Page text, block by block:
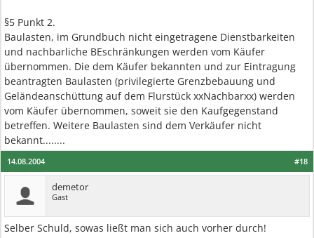
§5 Punkt 2.
Baulasten, im Grundbuch nicht eingetragene Dienstbarkeiten
und nachbarliche BEschränkungen werden vom Käufer
übernommen. Die dem Käufer bekannten und zur Eintragung
beantragten Baulasten (privilegierte Grenzbebauung und
Geländeanschüttung auf dem Flurstück xxNachbarxx) werden
vom Käufer übernommen, soweit sie den Kaufgegenstand
betreffen. Weitere Baulasten sind dem Verkäufer nicht
bekannt........
#18
14.08.2004
demetor
Gast
Selber Schuld, sowas ließt man sich auch vorher durch!